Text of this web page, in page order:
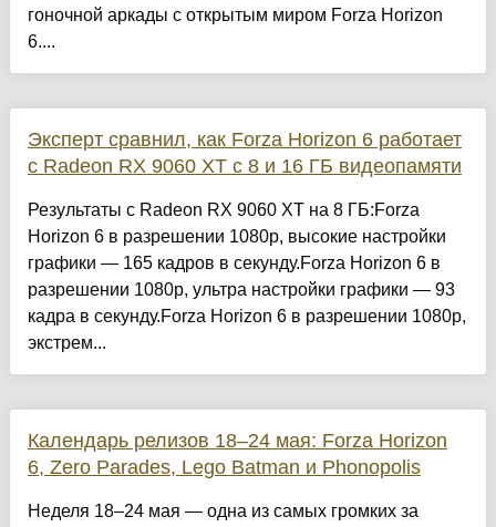
гоночной аркады с открытым миром Forza Horizon
6....
Эксперт сравнил, как Forza Horizon 6 работает
с Radeon RX 9060 XT с 8 и 16 ГБ видеопамяти
Результаты с Radeon RX 9060 XT на 8 ГБ:Forza
Horizon 6 в разрешении 1080p, высокие настройки
графики — 165 кадров в секунду.Forza Horizon 6 в
разрешении 1080p, ультра настройки графики — 93
кадра в секунду.Forza Horizon 6 в разрешении 1080p,
экстрем...
Календарь релизов 18–24 мая: Forza Horizon
6, Zero Parades, Lego Batman и Phonopolis
Неделя 18–24 мая — одна из самых громких за